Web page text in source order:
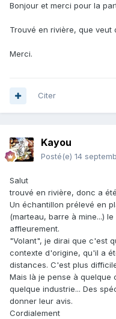
Bonjour et merci pour la
Trouvé en rivière, que veut
Merci.
Citer
Kayou
Posté(e) 14
Salut
trouvé en rivière, donc a
Un échantillon prélevé en
(marteau, barre à mine...)
affleurement.
"Volant", je dirai que c'est
contexte d'origine, qu'il a
distances. C'est plus
Mais là je pense à
quelque industrie... Des
donner leur avis.
Cordialement